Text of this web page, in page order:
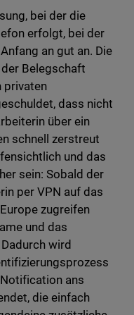
bei der die
erfolgt, bei der
an gut an. Die
Belegschaft
privaten
dass nicht
über ein
schnell zerstreut
und das
sein: Sobald der
per VPN auf das
zugreifen
und das
wird
ans
die einfach